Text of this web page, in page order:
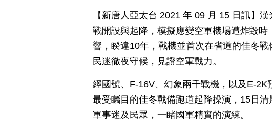
【新唐人亞太台 2021 年 09 月 15 日訊】
戰開設與起降，模擬應變空軍機場遭炸毀
響，睽違10年，戰機並首次在省道的佳冬
民迷徹夜守候，見證空軍戰力。
經國號、F-16V、幻象兩千戰機，以及E-
最受矚目的佳冬戰備跑道起降操演，15日
軍事迷及民眾，一睹國軍精實的演練。